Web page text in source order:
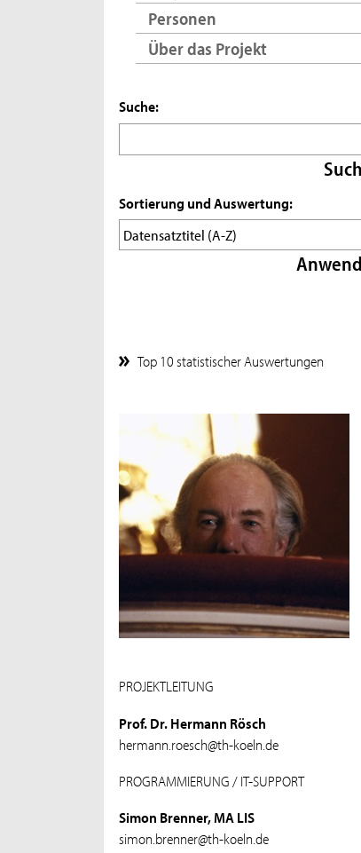
Personen
Über das Projekt
Suche:
Sortierung und Auswertung:
Top 10 statistischer Auswertungen
PROJEKTLEITUNG
Prof. Dr. Hermann Rösch
hermann.roesch@th-koeln.de
PROGRAMMIERUNG / IT-SUPPORT
Simon Brenner, MA LIS
simon.brenner@th-koeln.de